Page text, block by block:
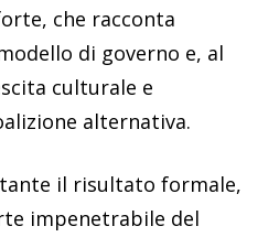
che racconta
di governo e, al
culturale e
alternativa.
il risultato formale,
impenetrabile del